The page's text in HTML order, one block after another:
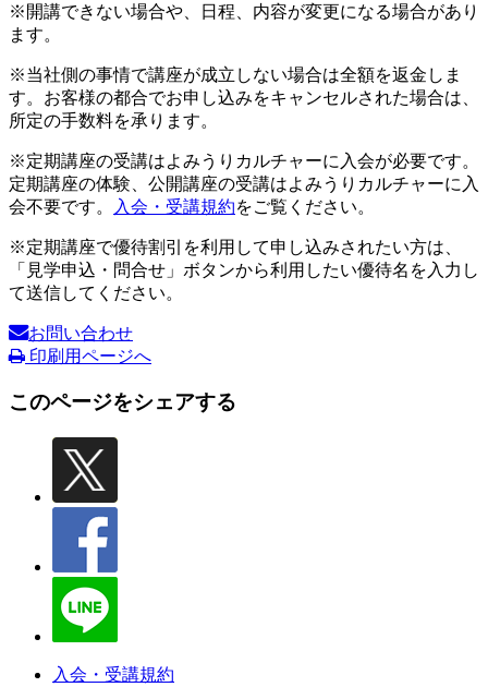
※開講できない場合や、日程、内容が変更になる場合があり
ます。
※当社側の事情で講座が成立しない場合は全額を返金しま
す。お客様の都合でお申し込みをキャンセルされた場合は、
所定の手数料を承ります。
※定期講座の受講はよみうりカルチャーに入会が必要です。
定期講座の体験、公開講座の受講はよみうりカルチャーに入
会不要です。
入会・受講規約をご覧ください。
※定期講座で優待割引を利用して申し込みされたい方は、
「見学申込・問合せ」ボタンから利用したい優待名を入力し
て送信してください。
お問い合わせ
印刷用ページへ
このページをシェアする
入会・受講規約